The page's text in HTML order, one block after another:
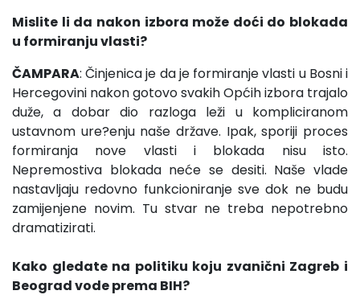
Mislite li da nakon izbora može doći do blokada
u formiranju vlasti?
ČAMPARA: Činjenica je da je formiranje vlasti u Bosni i
Hercegovini nakon gotovo svakih Općih izbora trajalo
duže, a dobar dio razloga leži u kompliciranom
ustavnom ure?enju naše države. Ipak, sporiji proces
formiranja nove vlasti i blokada nisu isto.
Nepremostiva blokada neće se desiti. Naše vlade
nastavljaju redovno funkcioniranje sve dok ne budu
zamijenjene novim. Tu stvar ne treba nepotrebno
dramatizirati.
Kako gledate na politiku koju zvanični Zagreb i
Beograd vode prema BIH?